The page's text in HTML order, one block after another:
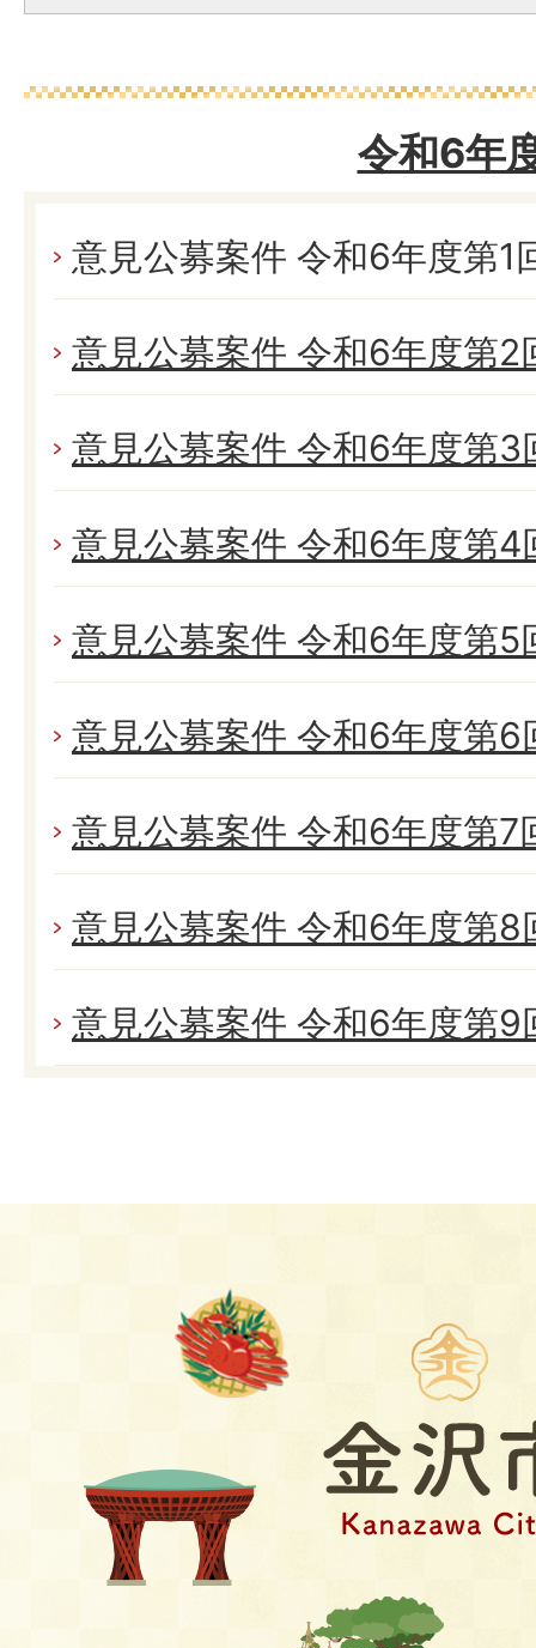
令和6年
意見公募案件 令和6年度第1
意見公募案件 令和6年度第
意見公募案件 令和6年度第
意見公募案件 令和6年度第
意見公募案件 令和6年度第
意見公募案件 令和6年度第
意見公募案件 令和6年度第
意見公募案件 令和6年度第
意見公募案件 令和6年度第